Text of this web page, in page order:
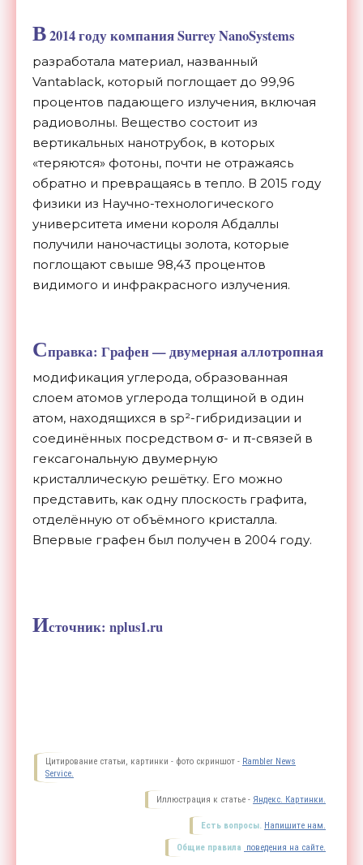
В2014 году компания Surrey NanoSystems
разработала материал, названный
Vantablack, который поглощает до 99,96
процентов падающего излучения, включая
радиоволны. Вещество состоит из
вертикальных нанотрубок, в которых
«теряются» фотоны, почти не отражаясь
обратно и превращаясь в тепло. В 2015 году
физики из Научно-технологического
университета имени короля Абдаллы
получили наночастицы золота, которые
поглощают свыше 98,43 процентов
видимого и инфракрасного излучения.
Справка: Графен — двумерная аллотропная
модификация углерода, образованная
слоем атомов углерода толщиной в один
атом, находящихся в sp²-гибридизации и
соединённых посредством σ- и π-связей в
гексагональную двумерную
кристаллическую решётку. Его можно
представить, как одну плоскость графита,
отделённую от объёмного кристалла.
Впервые графен был получен в 2004 году.
Источник: nplus1.ru
Цитирование статьи, картинки - фото скриншот - Rambler News
Service.
Иллюстрация к статье - Яндекс. Картинки.
Есть вопросы. Напишите нам.
Общие правила поведения на сайте.